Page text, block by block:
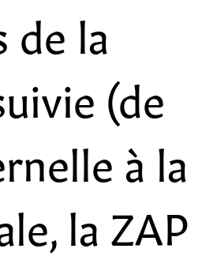
de la
(de
à la
la ZAP